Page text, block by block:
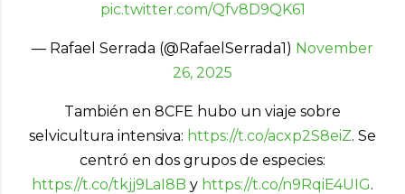
pic.twitter.com/Qfv8D9QK61
— Rafael Serrada (@RafaelSerrada1) November
26, 2025
También en 8CFE hubo un viaje sobre
selvicultura intensiva: https://t.co/acxp2S8eiZ. Se
centró en dos grupos de especies:
https://t.co/tkjj9LaI8B y https://t.co/n9RqiE4UIG.